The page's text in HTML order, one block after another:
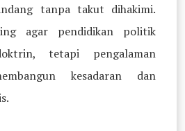
tanpa takut dihakimi.
agar pendidikan politik
tetapi pengalaman
kesadaran dan